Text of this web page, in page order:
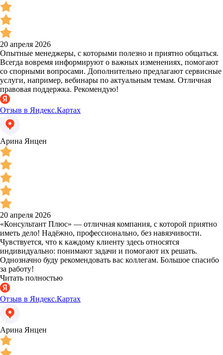
20 апреля 2026
Опытные менеджеры, с которыми полезно и приятно общаться.
Всегда вовремя информируют о важных изменениях, помогают
со спорными вопросами. Дополнительно предлагают сервисные
услуги, например, вебинары по актуальным темам. Отличная
правовая поддержка. Рекомендую!
Отзыв в Яндекс.Картах
Арина Янцен
20 апреля 2026
«Консультант Плюс» — отличная компания, с которой приятно
иметь дело! Надёжно, профессионально, без навязчивости.
Чувствуется, что к каждому клиенту здесь относятся
индивидуально: понимают задачи и помогают их решать.
Однозначно буду рекомендовать вас коллегам. Большое спасибо
за работу!
Читать полностью
Отзыв в Яндекс.Картах
Арина Янцен